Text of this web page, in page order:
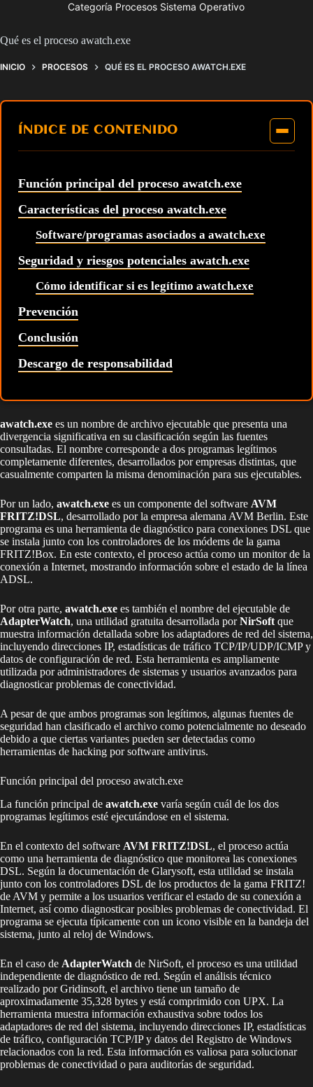
Categoría Procesos Sistema Operativo
Qué es el proceso awatch.exe
INICIO PROCESOS QUÉ ES EL PROCESO AWATCH.EXE
ÍNDICE DE CONTENIDO
Función principal del proceso awatch.exe
Características del proceso awatch.exe
Software/programas asociados a awatch.exe
Seguridad y riesgos potenciales awatch.exe
Cómo identificar si es legítimo awatch.exe
Prevención
Conclusión
Descargo de responsabilidad
awatch.exe es un nombre de archivo ejecutable que presenta una
divergencia significativa en su clasificación según las fuentes
consultadas. El nombre corresponde a dos programas legítimos
completamente diferentes, desarrollados por empresas distintas, que
casualmente comparten la misma denominación para sus ejecutables.
Por un lado, awatch.exe es un componente del software AVM
FRITZ!DSL, desarrollado por la empresa alemana AVM Berlin. Este
programa es una herramienta de diagnóstico para conexiones DSL que
se instala junto con los controladores de los módems de la gama
FRITZ!Box. En este contexto, el proceso actúa como un monitor de la
conexión a Internet, mostrando información sobre el estado de la línea
ADSL.
Por otra parte, awatch.exe es también el nombre del ejecutable de
AdapterWatch, una utilidad gratuita desarrollada porNirSoftque
muestra información detallada sobre los adaptadores de red del sistema,
incluyendo direcciones IP, estadísticas de tráfico TCP/IP/UDP/ICMP y
datos de configuración de red. Esta herramienta es ampliamente
utilizada por administradores de sistemas y usuarios avanzados para
diagnosticar problemas de conectividad.
A pesar de que ambos programas son legítimos, algunas fuentes de
seguridad han clasificado el archivo como potencialmente no deseado
debido a que ciertas variantes pueden ser detectadas como
herramientas de hacking por software antivirus.
Función principal del proceso awatch.exe
La función principal de awatch.exe varía según cuál de los dos
programas legítimos esté ejecutándose en el sistema.
En el contexto del software AVM FRITZ!DSL, el proceso actúa
como una herramienta de diagnóstico que monitorea las conexiones
DSL. Según la documentación de Glarysoft, esta utilidad se instala
junto con los controladores DSL de los productos de la gama FRITZ!
de AVM y permite a los usuarios verificar el estado de su conexión a
Internet, así como diagnosticar posibles problemas de conectividad. El
programa se ejecuta típicamente con un icono visible en la bandeja del
sistema, junto al reloj de Windows.
En el caso de AdapterWatch de NirSoft, el proceso es una utilidad
independiente de diagnóstico de red. Según el análisis técnico
realizado por Gridinsoft, el archivo tiene un tamaño de
aproximadamente 35,328 bytes y está comprimido con UPX. La
herramienta muestra información exhaustiva sobre todos los
adaptadores de red del sistema, incluyendo direcciones IP, estadísticas
de tráfico, configuración TCP/IP y datos del Registro de Windows
relacionados con la red. Esta información es valiosa para solucionar
problemas de conectividad o para auditorías de seguridad.